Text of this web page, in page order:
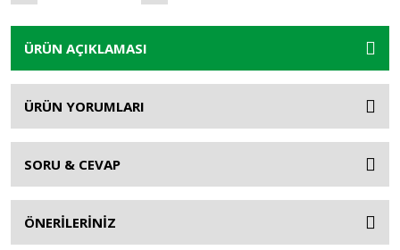
ÜRÜN AÇIKLAMASI
ÜRÜN YORUMLARI
SORU & CEVAP
ÖNERİLERİNİZ